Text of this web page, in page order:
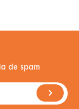
de spam